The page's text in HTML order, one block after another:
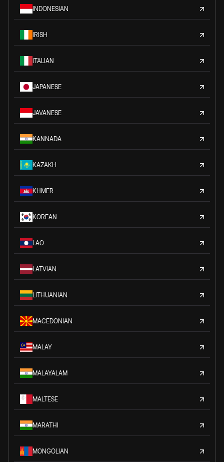
INDONESIAN
IRISH
ITALIAN
JAPANESE
JAVANESE
KANNADA
KAZAKH
KHMER
KOREAN
LAO
LATVIAN
LITHUANIAN
MACEDONIAN
MALAY
MALAYALAM
MALTESE
MARATHI
MONGOLIAN